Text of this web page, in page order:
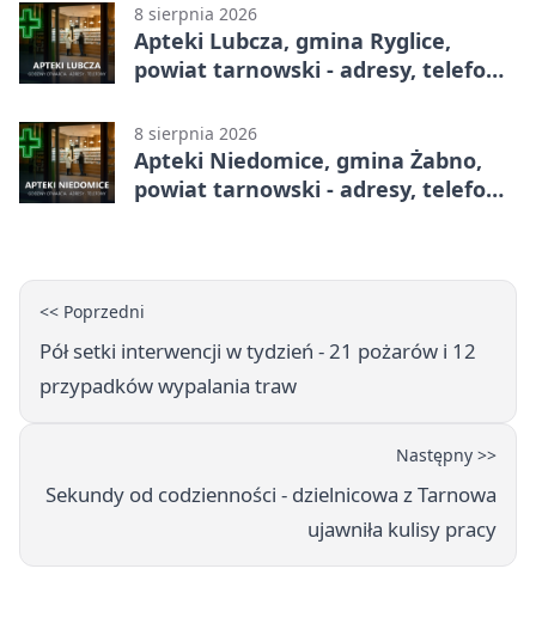
8 sierpnia 2026
Apteki Lubcza, gmina Ryglice,
powiat tarnowski - adresy, telefony,
8 sierpnia 2026
Apteki Niedomice, gmina Żabno,
powiat tarnowski - adresy, telefony,
<< Poprzedni
Pół setki interwencji w tydzień - 21 pożarów i 12
przypadków wypalania traw
Następny >>
Sekundy od codzienności - dzielnicowa z Tarnowa
ujawniła kulisy pracy